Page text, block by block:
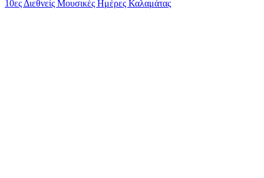
10ες Διεθνείς Μουσικές Ημέρες Καλαμάτας